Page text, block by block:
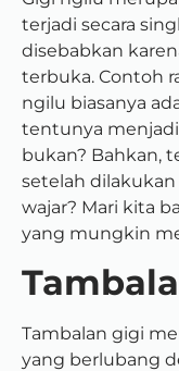
terjadi secara
disebabkan
terbuka. Contoh
ngilu biasanya
tentunya
bukan? Bahkan,
setelah dilakukan
wajar? Mari kita
yang mungkin
Tambalan gigi
yang berlubang